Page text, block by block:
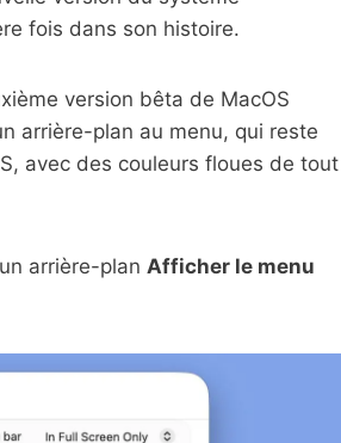
fois dans son histoire.
version bêta de MacOS
arrière-plan au menu, qui reste
avec des couleurs floues de tout
arrière-plan Afficher le menu